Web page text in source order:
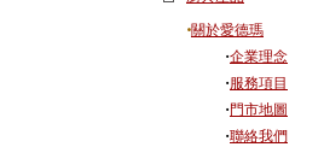
‧關於愛德瑪
‧企業理念
‧服務項目
‧門市地圖
‧聯絡我們